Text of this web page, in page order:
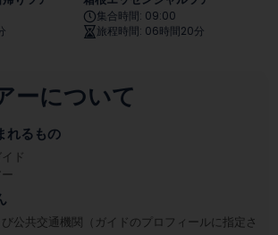
集合時間 : 09:00
旅程時間 : 06時間20分
ーについて
れるもの
ド
公共交通機関（ガイドのプロフィールに指定さ